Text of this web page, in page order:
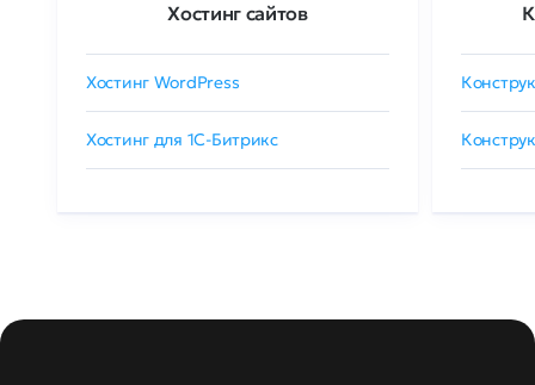
Хостинг сайтов
Хостинг WordPress
Хостинг для 1C-Битрикс